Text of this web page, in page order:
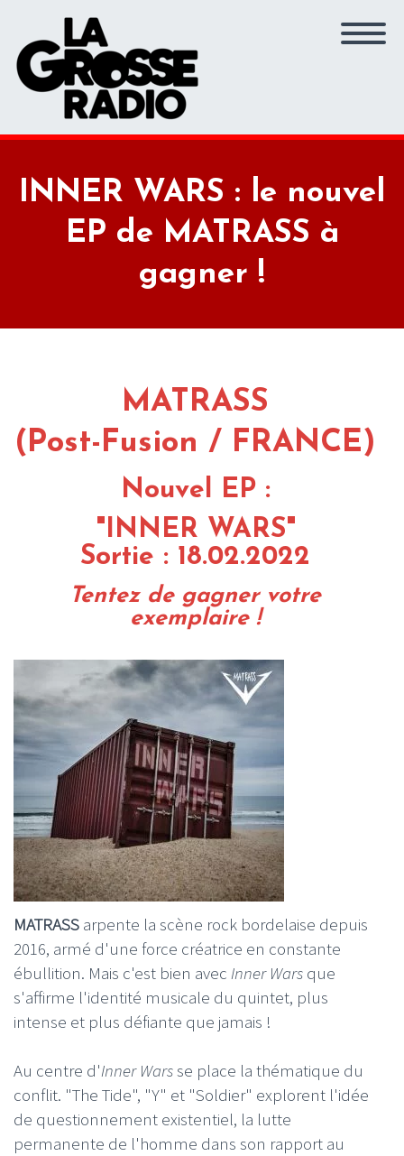
INNER WARS : le nouvel
EP de MATRASS à
gagner !
MATRASS
(Post-Fusion / FRANCE)
Nouvel EP :
"INNER WARS"
Sortie : 18.02.2022
Tentez de gagner votre
exemplaire !
MATRASS arpente la scène rock bordelaise depuis
2016, armé d'une force créatrice en constante
ébullition. Mais c'est bien avec Inner Wars que
s'affirme l'identité musicale du quintet, plus
intense et plus défiante que jamais !
Au centre d'Inner Warsse place la thématique du
conflit. "The Tide", "Y" et "Soldier" explorent l'idée
de questionnement existentiel, la lutte
permanente de l'homme dans son rapport au